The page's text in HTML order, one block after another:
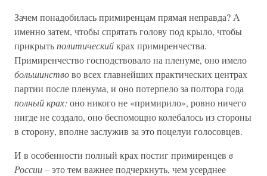
Зачем понадобилась примиренцам прямая неправда? А
именно затем, чтобы спрятать голову под крыло, чтобы
прикрытьполитическийкрах примиренчества.
Примиренчество господствовало на пленуме, оно имело
большинствово всех главнейших практических центрах
партии после пленума, и оно потерпело за полтора года
полный крах: оно никого не «примирило», ровно ничего
нигде не создало, оно беспомощно колебалось из стороны
в сторону, вполне заслужив за это поцелуи голосовцев.
И в особенности полный крах постиг примиренцев в
России –это тем важнее подчеркнуть, чем усерднее